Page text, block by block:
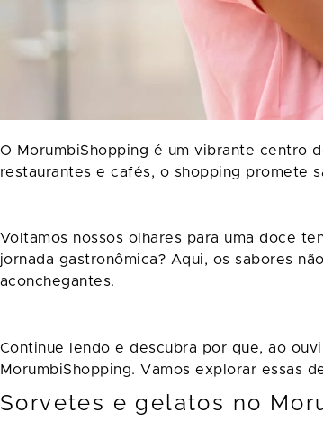
O MorumbiShopping é um vibrante centro
restaurantes e cafés, o shopping promete
Voltamos nossos olhares para uma doce
jornada gastronômica? Aqui, os sabores
aconchegantes.
Continue lendo e descubra por que, ao
MorumbiShopping. Vamos explorar essas
Sorvetes e gelatos no